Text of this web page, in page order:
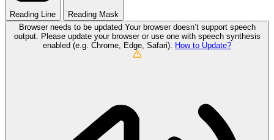
Reading Line
Reading Mask
Browser needs to be updated Your browser doesn’t support speech
output. Please update your browser or use one with speech synthesis
enabled (e.g. Chrome, Edge, Safari).
How to Update?